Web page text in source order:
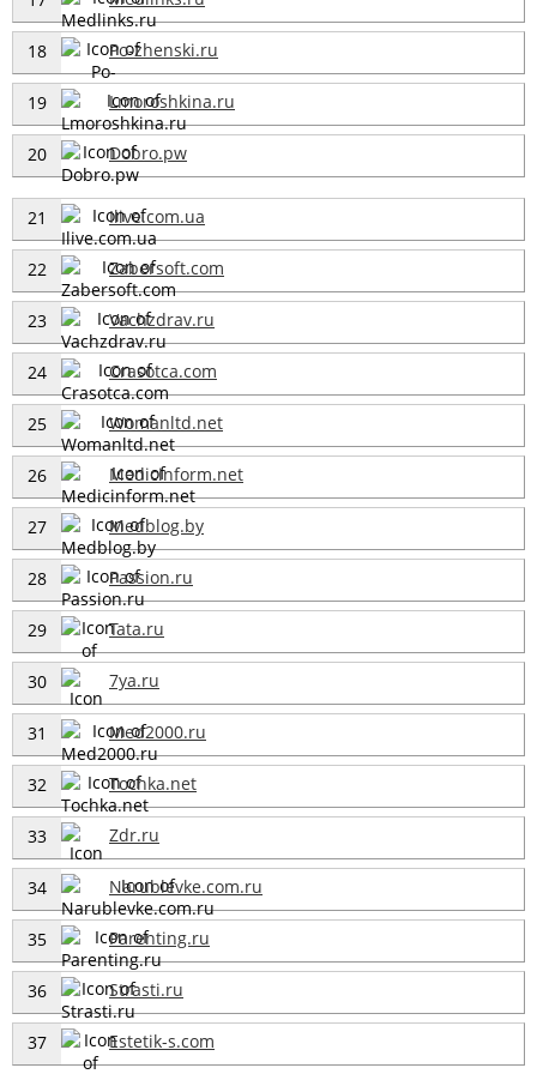
18 Po-zhenski.ru
19 Lmoroshkina.ru
20 Dobro.pw
21 Ilive.com.ua
22 Zabersoft.com
23 Vachzdrav.ru
24 Crasotca.com
25 Womanltd.net
26 Medicinform.net
27 Medblog.by
28 Passion.ru
29 Tata.ru
30 7ya.ru
31 Med2000.ru
32 Tochka.net
33 Zdr.ru
34 Narublevke.com.ru
35 Parenting.ru
36 Strasti.ru
37 Estetik-s.com